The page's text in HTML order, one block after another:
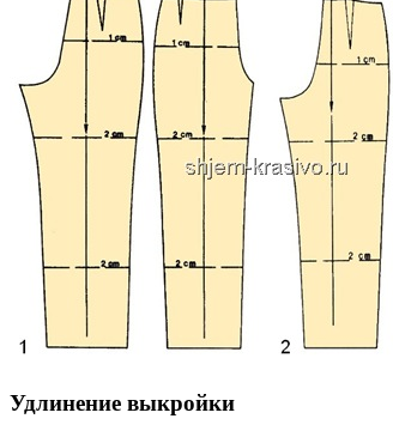
Удлинение выкройки